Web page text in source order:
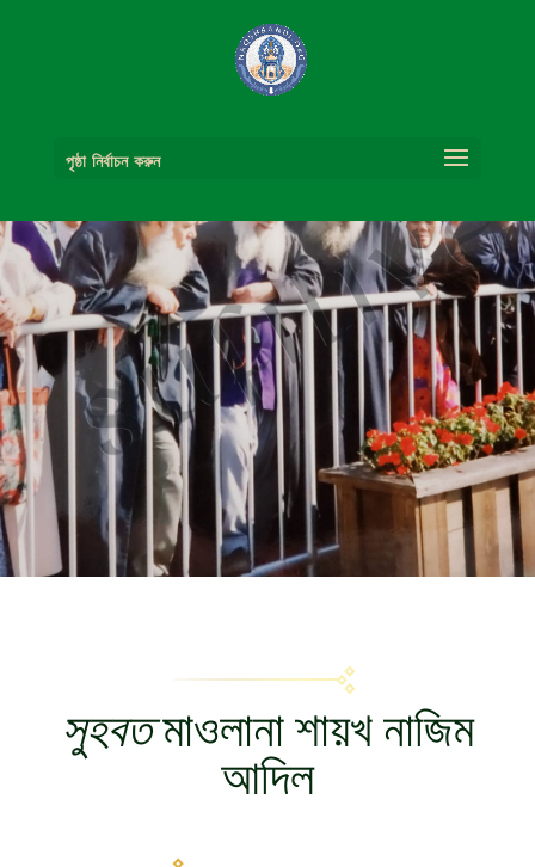
পৃষ্ঠা নির্বাচন করুন
সুহবতমাওলানা শায়খ নাজিম
আদিল